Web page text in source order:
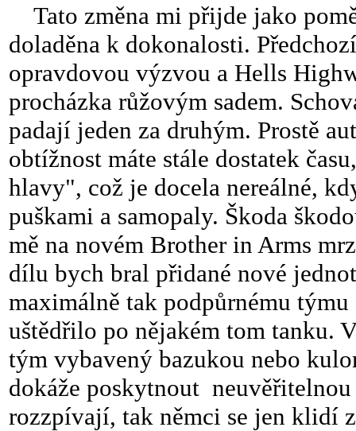
Tato změna mi přijde jako
doladěna k dokonalosti.
opravdovou výzvou a Hells
procházka růžovým sadem.
padají jeden za druhým. Prostě
obtížnost máte stále dostatek
hlavy", což je docela nereálné,
puškami a samopaly. Škoda
mě na novém Brother in Arms
dílu bych bral přidané nové
maximálně tak podpůrnému
uštědřilo po nějakém tom tanku.
tým vybavený bazukou nebo
dokáže poskytnout
rozzpívají, tak němci se jen klidí